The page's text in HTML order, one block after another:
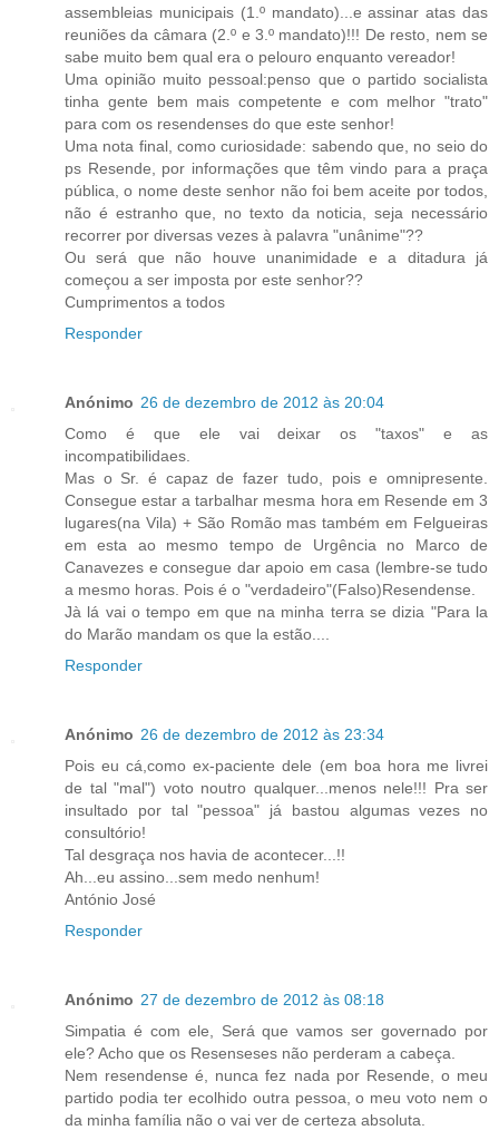
assembleias municipais (1.º mandato)...e assinar atas das
reuniões da câmara (2.º e 3.º mandato)!!! De resto, nem se
sabe muito bem qual era o pelouro enquanto vereador!
Uma opinião muito pessoal:penso que o partido socialista
tinha gente bem mais competente e com melhor "trato"
para com os resendenses do que este senhor!
Uma nota final, como curiosidade: sabendo que, no seio do
ps Resende, por informações que têm vindo para a praça
pública, o nome deste senhor não foi bem aceite por todos,
não é estranho que, no texto da noticia, seja necessário
recorrer por diversas vezes à palavra "unânime"??
Ou será que não houve unanimidade e a ditadura já
começou a ser imposta por este senhor??
Cumprimentos a todos
Responder
Anónimo 26 de dezembro de 2012 às 20:04
Como é que ele vai deixar os "taxos" e as
incompatibilidaes.
Mas o Sr. é capaz de fazer tudo, pois e omnipresente.
Consegue estar a tarbalhar mesma hora em Resende em 3
lugares(na Vila) + São Romão mas também em Felgueiras
em esta ao mesmo tempo de Urgência no Marco de
Canavezes e consegue dar apoio em casa (lembre-se tudo
a mesmo horas. Pois é o "verdadeiro"(Falso)Resendense.
Jà lá vai o tempo em que na minha terra se dizia "Para la
do Marão mandam os que la estão....
Responder
Anónimo 26 de dezembro de 2012 às 23:34
Pois eu cá,como ex-paciente dele (em boa hora me livrei
de tal "mal") voto noutro qualquer...menos nele!!! Pra ser
insultado por tal "pessoa" já bastou algumas vezes no
consultório!
Tal desgraça nos havia de acontecer...!!
Ah...eu assino...sem medo nenhum!
António José
Responder
Anónimo 27 de dezembro de 2012 às 08:18
Simpatia é com ele, Será que vamos ser governado por
ele? Acho que os Resenseses não perderam a cabeça.
Nem resendense é, nunca fez nada por Resende, o meu
partido podia ter ecolhido outra pessoa, o meu voto nem o
da minha família não o vai ver de certeza absoluta.